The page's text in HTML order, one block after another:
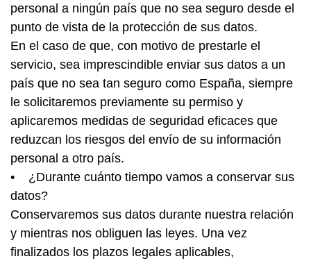
personal a ningún país que no sea seguro desde el
punto de vista de la protección de sus datos.
En el caso de que, con motivo de prestarle el
servicio, sea imprescindible enviar sus datos a un
país que no sea tan seguro como España, siempre
le solicitaremos previamente su permiso y
aplicaremos medidas de seguridad eficaces que
reduzcan los riesgos del envío de su información
personal a otro país.
• ¿Durante cuánto tiempo vamos a conservar sus
datos?
Conservaremos sus datos durante nuestra relación
y mientras nos obliguen las leyes. Una vez
finalizados los plazos legales aplicables,